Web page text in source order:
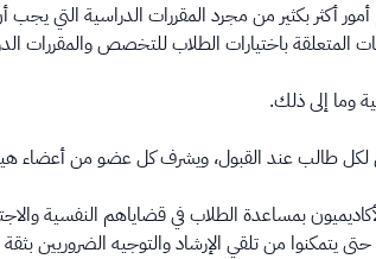
أمور أكثر بكثير من مجرد المقررات الدراسية التي
باختيارات الطلاب للتخصص والمقررات
وما إلى ذلك.
بمساعدة الطلاب في قضاياهم النفسية
من تلقي الإرشاد والتوجيه الضروريين بثقة